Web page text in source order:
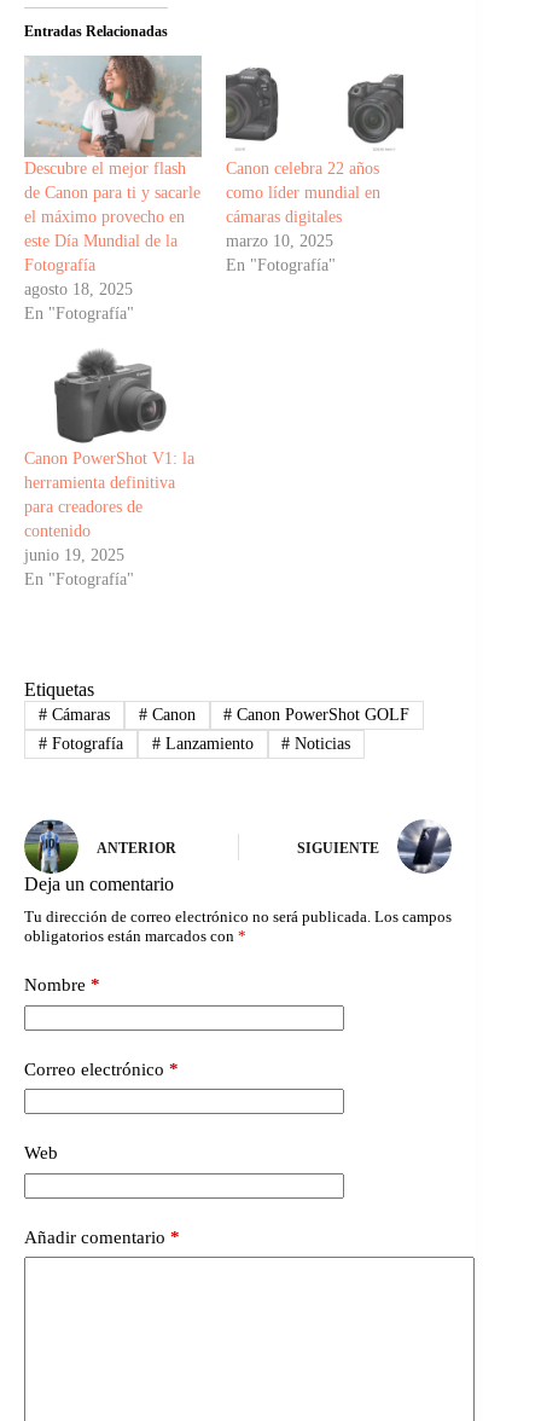
Entradas Relacionadas
Descubre el mejor flash
de Canon para ti y sacarle
el máximo provecho en
este Día Mundial de la
Fotografía
agosto 18, 2025
En "Fotografía"
Canon celebra 22 años
como líder mundial en
cámaras digitales
marzo 10, 2025
En "Fotografía"
Canon PowerShot V1: la
herramienta definitiva
para creadores de
contenido
junio 19, 2025
En "Fotografía"
Etiquetas
#Cámaras #Canon # Canon PowerShot GOLF
#Fotografía #Lanzamiento # Noticias
ANTERIOR SIGUIENTE
Deja un comentario
Tu dirección de correo electrónico no será publicada. Los campos
obligatorios están marcados con *
Nombre *
Correo electrónico *
Web
Añadir comentario *